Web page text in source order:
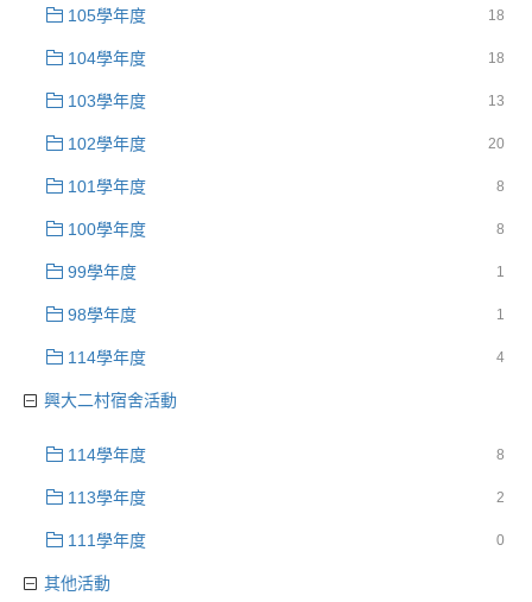
18
105學年度
18
104學年度
13
103學年度
20
102學年度
8
101學年度
8
100學年度
1
99學年度
1
98學年度
4
114學年度
興大二村宿舍活動
8
114學年度
2
113學年度
0
111學年度
其他活動